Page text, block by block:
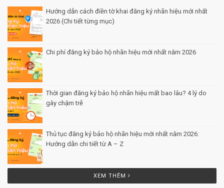
Hướng dẫn cách điền tờ khai đăng ký nhãn hiệu mới nhất
2026 (Chi tiết từng mục)
Chi phí đăng ký bảo hộ nhãn hiệu mới nhất năm 2026
Thời gian đăng ký bảo hộ nhãn hiệu mất bao lâu? 4 lý do
gây chậm trễ
Thủ tục đăng ký bảo hộ nhãn hiệu mới nhất năm 2026:
Hướng dẫn chi tiết từ A – Z
XEM THÊM